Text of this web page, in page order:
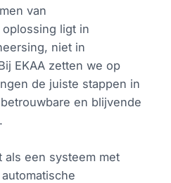
van
ligt in
niet in
EKAA zetten we op
de juiste stappen in
en blijvende
als een systeem met